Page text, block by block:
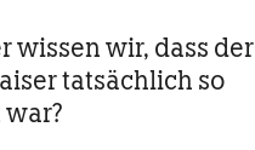
wissen wir, dass der
tatsächlich so